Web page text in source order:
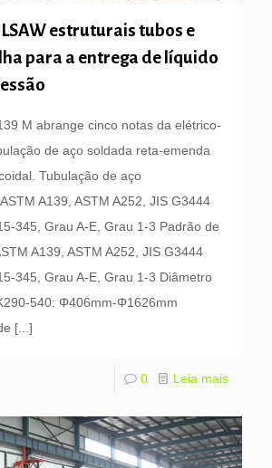
LSAW estruturais tubos e
para a entrega de líquido
M abrange cinco notas da elétrico-
de aço soldada reta-emenda
Tubulação de aço
A139, ASTM A252, JIS G3444
345, Grau A-E, Grau 1-3 Padrão de
A139, ASTM A252, JIS G3444
345, Grau A-E, Grau 1-3 Diâmetro
540: Φ406mm-Φ1626mm
[...]
0 Leia mais